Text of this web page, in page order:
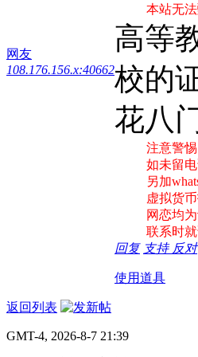
网友
108.176.156.x:40662
本站无
高等
校的
花八
注意警惕
如未留
另加
虚拟货
网恋均
联系时
回复 支持 反对
使用道具
返回列表
GMT-4, 2026-8-7 21:39